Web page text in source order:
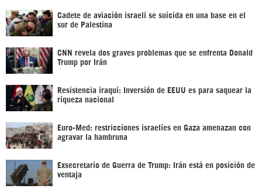
Cadete de aviación israelí se suicida en una base en el
sur de Palestina
CNN revela dos graves problemas que se enfrenta Donald
Trump por Irán
Resistencia iraquí: Inversión de EEUU es para saquear la
riqueza nacional
Euro-Med: restricciones israelíes en Gaza amenazan con
agravar la hambruna
Exsecretario de Guerra de Trump: Irán está en posición de
ventaja